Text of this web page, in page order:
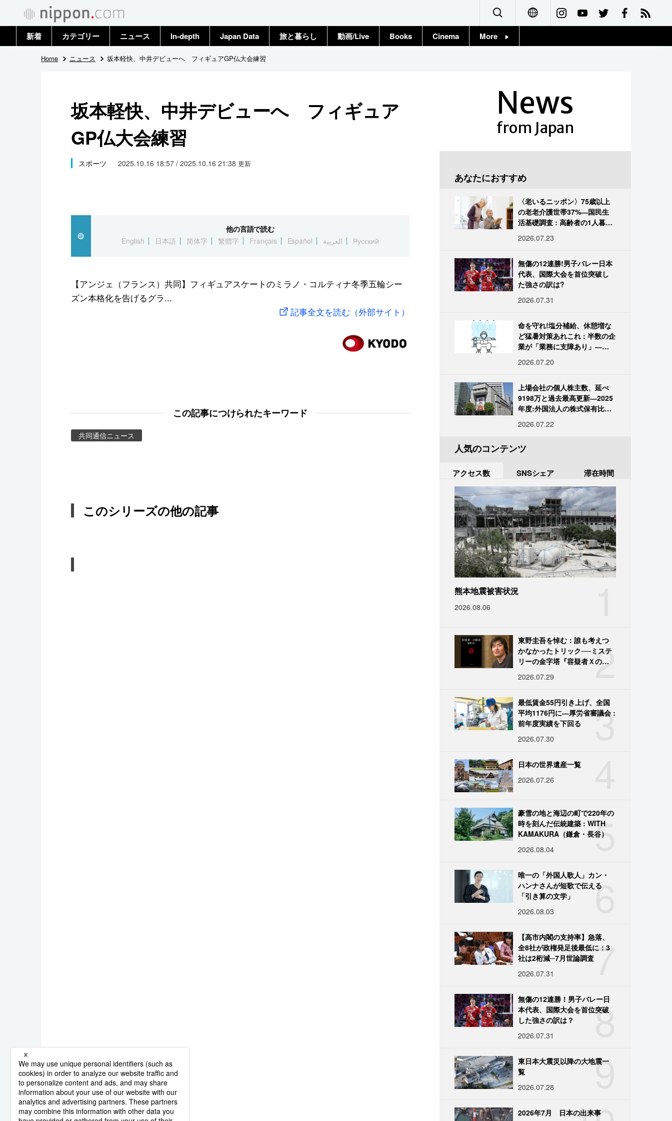
Français
新着 カテゴリー
政治・外交
国際
社会
文化
スポーツ・東京2020
ニュース
トップ
In-depth Japan Data 旅と暮らし 動画/Live Books Cinema More
Home ニュース 坂本軽快、中井デビューへ フィギュアGP仏大会練習
坂本軽快、中井デビューへ フィギュア
GP仏大会練習
スポーツ 2025.10.16 18:57 / 2025.10.16 21:38 更新
他の言語で読む
English
日本語 简体字 繁體字 Français Español العربية Русский
【アンジェ（フランス）共同】フィギュアスケートのミラノ・コルティナ冬季五輪シー
ズン本格化を告げるグラ...
記事全文を読む（外部サイト）
この記事につけられたキーワード
共同通信ニュース
このシリーズの他の記事
News
from Japan
あなたにおすすめ
〈老いるニッポン〉75歳以上
の老老介護世帯37%―国民生
活基礎調査 : 高齢者の1人暮ら
2026.07.23
無傷の12連勝!男子バレー日本
代表、国際大会を首位突破し
た強さの訳は?
2026.07.31
命を守れ!塩分補給、休憩増な
ど猛暑対策あれこれ : 半数の企
業が「業務に支障あり」―帝
2026.07.20
上場会社の個人株主数、延べ
9198万と過去最高更新―2025
年度:外国法人の株式保有比率
2026.07.22
人気のコンテンツ
アクセス数 SNSシェア 滞在時間
熊本地震被害状況
2026.08.06
2
東野圭吾を悼む：誰も考えつ
かなかったトリック──ミステ
リーの金字塔『容疑者Ｘの献
2026.07.29
3
最低賃金55円引き上げ、全国
平均1176円に―厚労省審議会 :
前年度実績を下回る
2026.07.30
日本の世界遺産一覧
2026.07.26
5
豪雪の地と海辺の町で220年の
時を刻んだ伝統建築 : WITH
KAMAKURA（鎌倉・長谷）
2026.08.04
6
唯一の「外国人歌人」カン・
ハンナさんが短歌で伝える
「引き算の文学」
2026.08.03
7
【高市内閣の支持率】急落、
全8社が政権発足後最低に：3
社は2桁減─7月世論調査
2026.07.31
8
無傷の12連勝！男子バレー日
本代表、国際大会を首位突破
した強さの訳は？
2026.07.31
9
東日本大震災以降の大地震一
覧
2026.07.28
2026年7月 日本の出来事